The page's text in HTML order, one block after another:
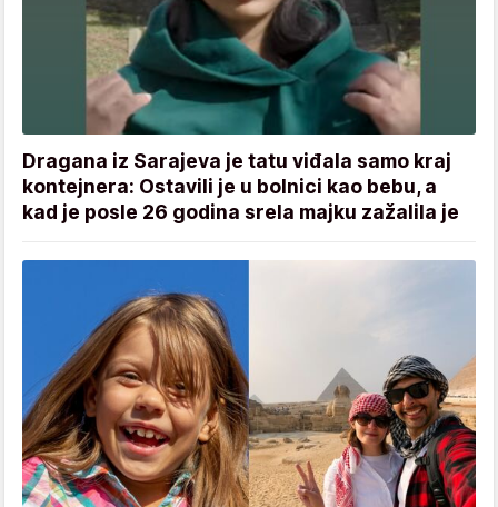
Dragana iz Sarajeva je tatu viđala samo kraj
kontejnera: Ostavili je u bolnici kao bebu, a
kad je posle 26 godina srela majku zažalila je